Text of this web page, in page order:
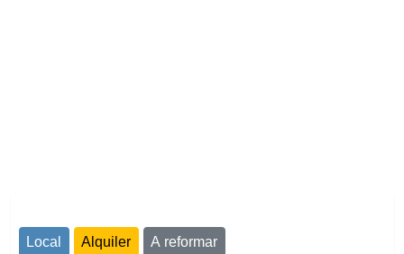
Local Alquiler A reformar